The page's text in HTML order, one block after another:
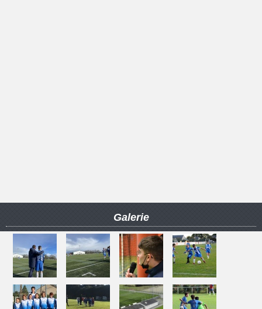
Galerie